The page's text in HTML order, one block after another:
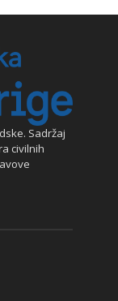
Sadržaj
civilnih